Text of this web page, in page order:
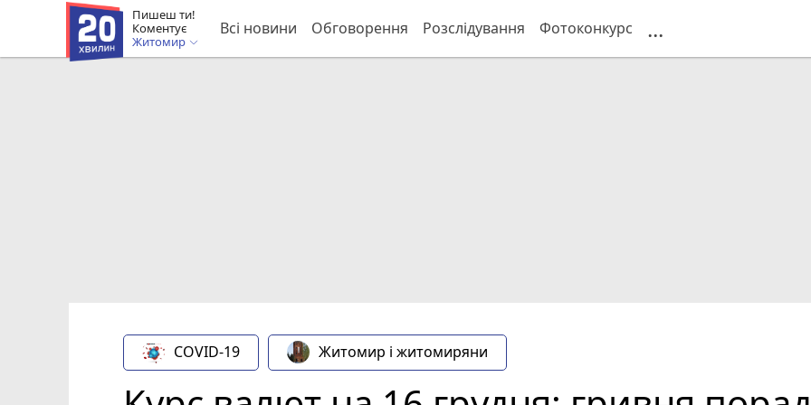
Пишеш ти!
Коментує
Житомир
Всі новини Обговорення Розслідування Фотоконкурс ...
COVID-19 Житомир і житомиряни